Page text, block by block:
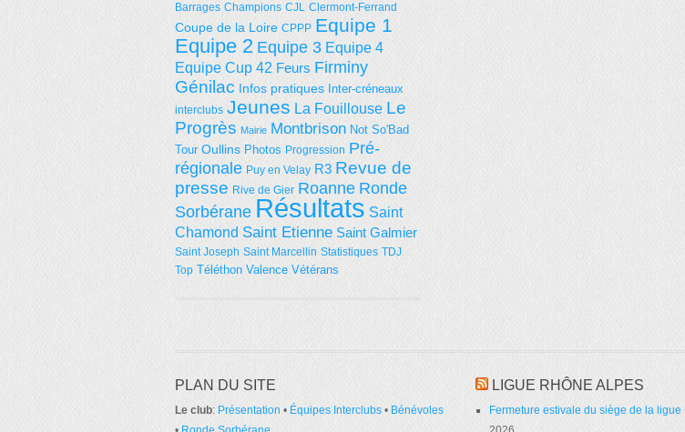
Barrages Champions CJL Clermont-Ferrand
Coupe de la Loire CPPP Equipe 1
Equipe 2 Equipe 3 Equipe 4
Equipe Cup 42 Feurs Firminy
Génilac Infos pratiques Inter-créneaux
interclubs Jeunes La Fouillouse Le
Progrès Mairie Montbrison Not So'Bad
Tour Oullins Photos Progression Pré-
régionale Puy en Velay R3 Revue de
presse Rive de Gier Roanne Ronde
Sorbérane Résultats Saint
Chamond Saint Etienne Saint Galmier
Saint Joseph Saint Marcellin Statistiques TDJ
Top Téléthon Valence Vétérans
PLAN DU SITE
Le club: Présentation • Équipes Interclubs • Bénévoles
LIGUE RHÔNE ALPES
Fermeture estivale du siège de la ligue